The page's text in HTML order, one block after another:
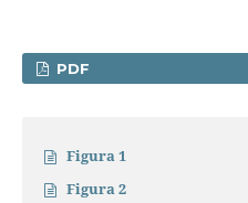
PDF
Figura 1
Figura 2